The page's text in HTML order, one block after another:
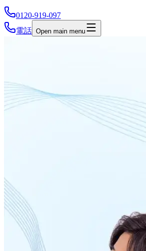
0120-919-097
電話 Open main menu